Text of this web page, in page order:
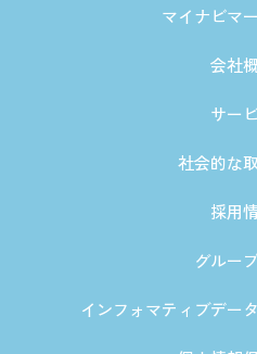
マイナビマ
会社
サー
社会的な
採用
グルー
インフォマティブデー